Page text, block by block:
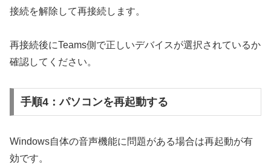
接続を解除して再接続します。
再接続後にTeams側で正しいデバイスが選択されているか
確認してください。
手順4：パソコンを再起動する
Windows自体の音声機能に問題がある場合は再起動が有
効です。